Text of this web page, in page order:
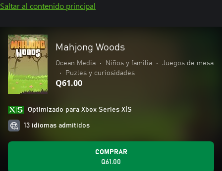
Saltar al contenido principal
Mahjong Woods
Ocean Media • Niños y familia •
Juegos de mesa
•
Puzles y curiosidades
Q61.00
Optimizado para Xbox Series X|S
13 idiomas admitidos
COMPRAR
Q61.00